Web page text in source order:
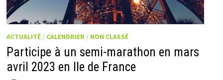
ACTUALITÉ / CALENDRIER / NON CLASSÉ
Participe à un semi-marathon en mars
avril 2023 en Ile de France